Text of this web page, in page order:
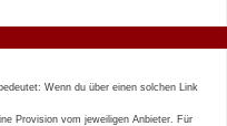
Wenn du über einen solchen Link
Provision vom jeweiligen Anbieter. Für